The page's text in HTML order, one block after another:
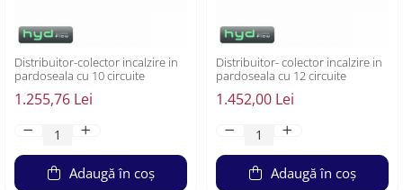
Distribuitor-colector incalzire in
pardoseala cu 10 circuite
1.255,76 Lei
Adaugă în coș
Distribuitor- colector incalzire in
pardoseala cu 12 circuite
1.452,00 Lei
Adaugă în coș